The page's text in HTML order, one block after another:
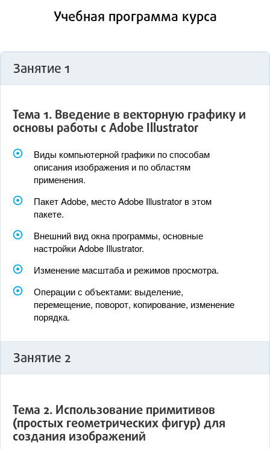
Учебная программа курса
Занятие 1
Тема 1. Введение в векторную графику и
основы работы с Adobe Illustrator
Виды компьютерной графики по способам
описания изображения и по областям
применения.
Пакет Adobe, место Adobe Illustrator в этом
пакете.
Внешний вид окна программы, основные
настройки Adobe Illustrator.
Изменение масштаба и режимов просмотра.
Операции с объектами: выделение,
перемещение, поворот, копирование, изменение
порядка.
Занятие 2
Тема 2. Использование примитивов
(простых геометрических фигур) для
создания изображений